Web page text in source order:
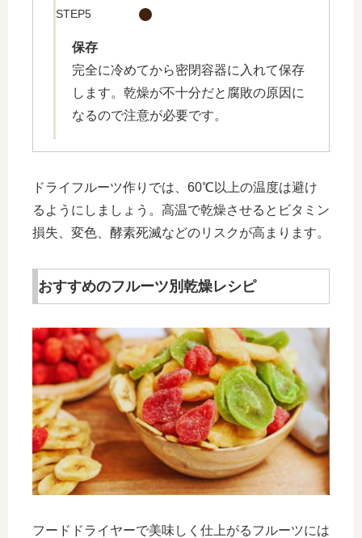
STEP5
保存
完全に冷めてから密閉容器に入れて保存
します。乾燥が不十分だと腐敗の原因に
なるので注意が必要です。
ドライフルーツ作りでは、60℃以上の温度は避け
るようにしましょう。高温で乾燥させるとビタミン
損失、変色、酵素死滅などのリスクが高まります。
おすすめのフルーツ別乾燥レシピ
フードドライヤーで美味しく仕上がるフルーツには